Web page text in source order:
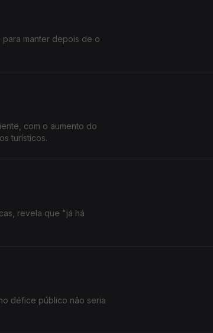
para manter depois de o
com o aumento do
turísticos.
revela que "já há
défice público não seria